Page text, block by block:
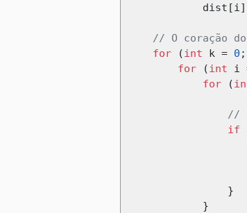
            dist
[i
// O coração
for
(int k = 0 ;
for
(int i
for
(
//
if
}
}